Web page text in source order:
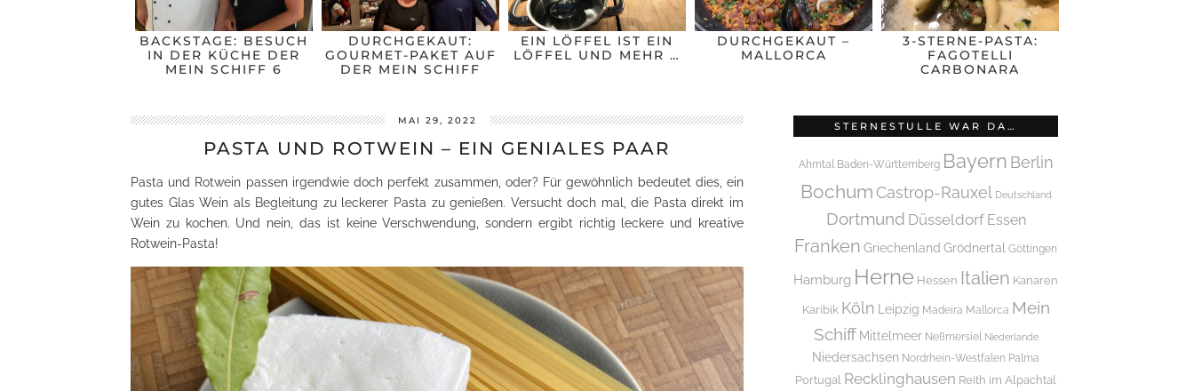
BACKSTAGE: BESUCH
IN DER KÜCHE DER
MEIN SCHIFF 6
DURCHGEKAUT:
GOURMET-PAKET AUF
DER MEIN SCHIFF
EIN LÖFFEL IST EIN
LÖFFEL UND MEHR …
DURCHGEKAUT –
MALLORCA
3-STERNE-PASTA:
FAGOTELLI
CARBONARA
MAI 29, 2022
PASTA UND ROTWEIN – EIN GENIALES PAAR
Pasta und Rotwein passen irgendwie doch perfekt zusammen, oder? Für gewöhnlich bedeutet dies, ein
gutes Glas Wein als Begleitung zu leckerer Pasta zu genießen. Versucht doch mal, die Pasta direkt im
Wein zu kochen. Und nein, das ist keine Verschwendung, sondern ergibt richtig leckere und kreative
Rotwein-Pasta!
STERNESTULLE WAR DA…
Ahrntal Baden-Württemberg Bayern Berlin
Bochum Castrop-Rauxel Deutschland
Dortmund Düsseldorf Essen
Franken Griechenland Grödnertal Göttingen
Hamburg Herne Hessen Italien Kanaren
Karibik Köln Leipzig Madeira Mallorca Mein
Schiff Mittelmeer Neßmersiel Niederlande
Niedersachsen Nordrhein-Westfalen Palma
Portugal Recklinghausen Reith im Alpachtal